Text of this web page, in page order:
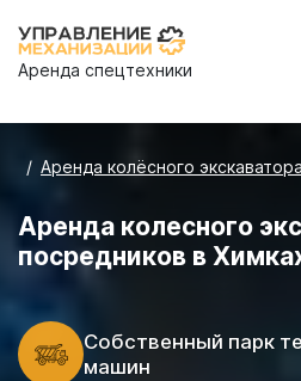
Аренда спецтехники
Аренда колёсного экскаватора
Аренда колесного
посредников в
Cобственный парк
машин